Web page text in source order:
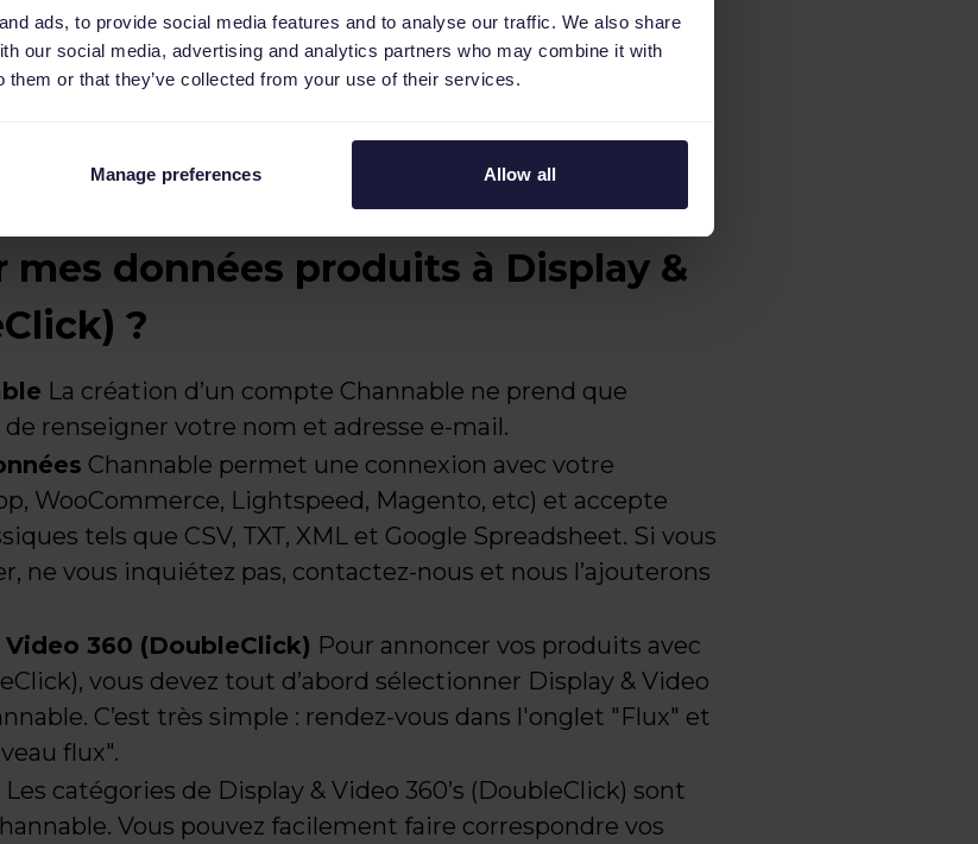
ads, to provide social media features and to analyse our traffic. We also share
our social media, advertising and analytics partners who may combine it with
them or that they’ve collected from your use of their services.
Manage preferences Allow all
données produits à Display &
?
La création d’un compte Channable ne prend que
renseigner votre nom et adresse e-mail.
Channable permet une connexion avec votre
WooCommerce, Lightspeed, Magento, etc) et accepte
tels que CSV, TXT, XML et Google Spreadsheet. Si vous
ne vous inquiétez pas, contactez-nous et nous l’ajouterons
360 (DoubleClick) Pour annoncer vos produits avec
vous devez tout d’abord sélectionner Display & Video
C’est très simple : rendez-vous dans l'onglet "Flux" et
flux".
Les catégories de Display & Video 360’s (DoubleClick) sont
Vous pouvez facilement faire correspondre vos